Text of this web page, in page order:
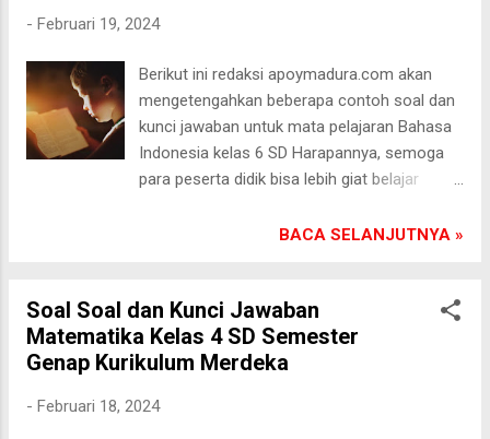
Adi merasa antusias karena dia belum
sendiri. Tatkala mereka tiba di hutan, Adi
terpesona oleh keindahan alam yang
terbentang di sekelilingnya. Mereka melihat
pepohonan yang tinggi menjulang ke langit,
sungai yang mengalir dengan jernih, dan
dalamnya. Selama perjalanan itu, guru
- Februari 19, 2024
Berikut ini redaksi apoymadura.com akan
mengetengahkan beberapa contoh soal dan
kunci jawaban untuk mata pelajaran Bahasa
Indonesia kelas 6 SD Harapannya, semoga
para peserta didik bisa lebih giat belajar
seutuhnya. Soal 1: Pilihan Ganda Apa
terkait dan membentuk satu pokok pikiran c)
Kumpulan kata-kata acak d) Cerita yang tidak
memiliki awal dan akhir Kunci Jawaban: b)
berikut ini dengan kata yang tepat: "Dua belas
BACA SELANJUTNYA »
Soal Soal dan Kunci Jawaban
Matematika Kelas 4 SD Semester
Genap Kurikulum Merdeka
- Februari 18, 2024